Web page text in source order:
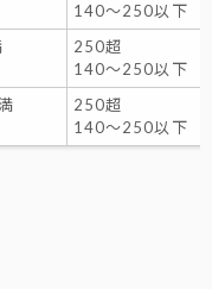
140～250以下
250超
140～250以下
250超
140～250以下